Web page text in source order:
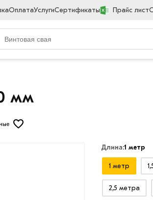
ОплатаУслугиСертификаты Прайс лист
мм
Длина:1 метр
1 метр
2,5 метра